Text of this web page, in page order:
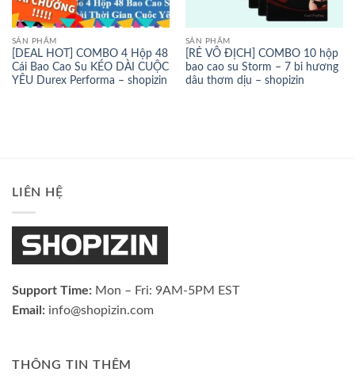
SẢN PHẨM
[DEAL HOT] COMBO 4 Hộp 48
Cái Bao Cao Su KÉO DÀI CUỘC
YÊU Durex Performa – shopizin
SẢN PHẨM
[RẺ VÔ ĐỊCH] COMBO 10 hộp
bao cao su Storm – 7 bi hương
dâu thơm dịu – shopizin
LIÊN HỆ
Support Time: Mon – Fri: 9AM-5PM EST
Email: info@shopizin.com
THÔNG TIN THÊM